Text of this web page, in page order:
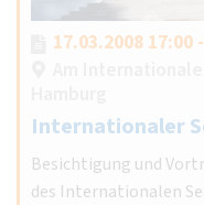
17.03.2008 17:00
Internationaler
Besichtigung und
des Internationalen